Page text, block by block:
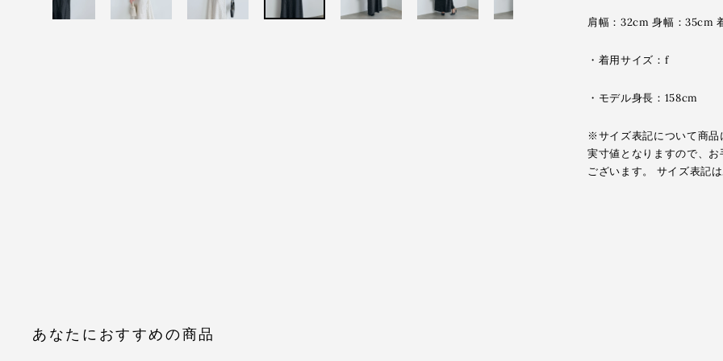
肩幅：32cm 身幅：35cm
・着用サイズ：f
・モデル身長：158cm
※サイズ表記について商品
実寸値となりますので、
ございます。 サイズ表記
あなたにおすすめの商品